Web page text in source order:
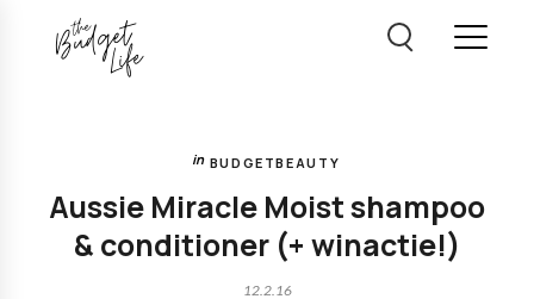
BUDGETBEAUTY
Aussie Miracle Moist shampoo
& conditioner (+ winactie!)
12.2.16